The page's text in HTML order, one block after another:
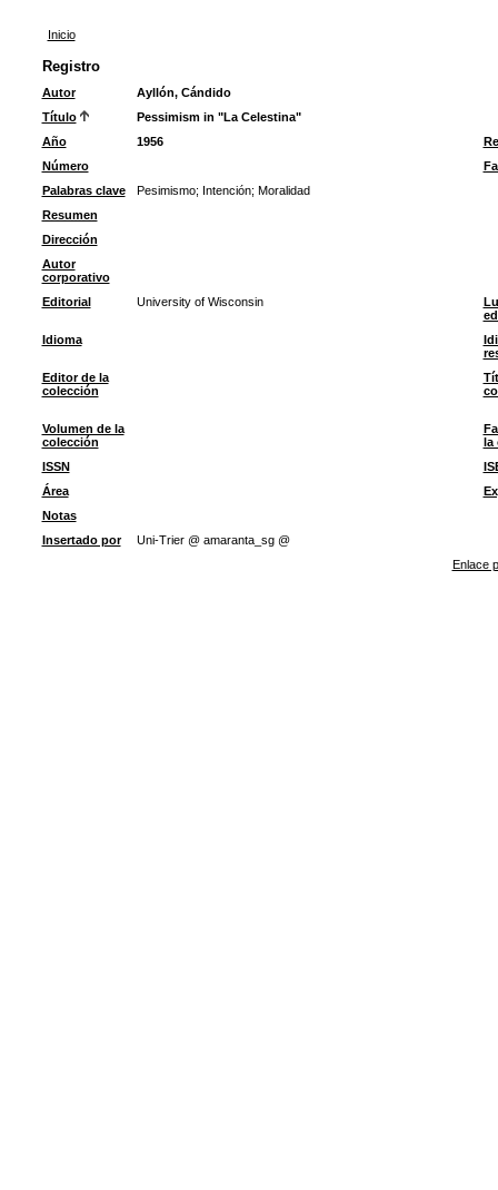
Inicio
Registro
Autor
Ayllón, Cándido
Título
Pessimism in "La Celestina"
Año
1956
Número
Palabras clave
Pesimismo; Intención; Moralidad
Resumen
Dirección
Autor
corporativo
Editorial
University of Wisconsin
Idioma
Editor de la
colección
Volumen de la
colección
la
ISSN
Área
Notas
Insertado por
Uni-Trier @ amaranta_sg @
Enlace